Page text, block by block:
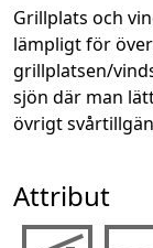
Grillplats och
lämpligt för
grillplatsen/
sjön där man
övrigt
Attribut